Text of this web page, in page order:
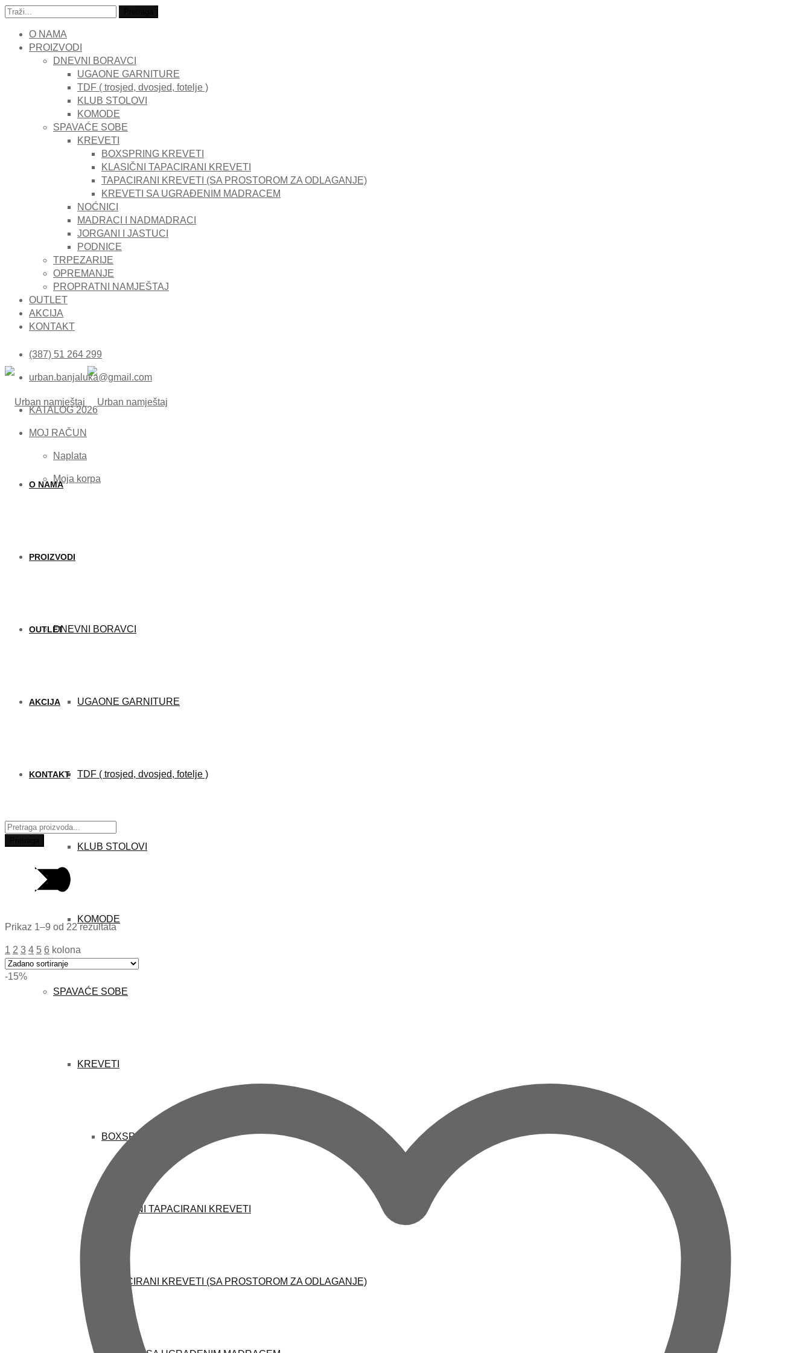
Traži:
O NAMA
PROIZVODI
DNEVNI BORAVCI
UGAONE GARNITURE
TDF ( trosjed, dvosjed, fotelje )
KLUB STOLOVI
KOMODE
SPAVAĆE SOBE
KREVETI
BOXSPRING KREVETI
KLASIČNI TAPACIRANI KREVETI
TAPACIRANI KREVETI (SA PROSTOROM ZA ODLAGANJE)
KREVETI SA UGRAĐENIM MADRACEM
NOĆNICI
MADRACI I NADMADRACI
JORGANI I JASTUCI
PODNICE
TRPEZARIJE
OPREMANJE
PROPRATNI NAMJEŠTAJ
OUTLET
AKCIJA
KONTAKT
(387) 51 264 299
urban.banjaluka@gmail.com
KATALOG 2026
MOJ RAČUN
Naplata
Moja korpa
O NAMA
PROIZVODI
DNEVNI BORAVCI
UGAONE GARNITURE
TDF ( trosjed, dvosjed, fotelje )
KLUB STOLOVI
KOMODE
SPAVAĆE SOBE
KREVETI
BOXSPRING KREVETI
KLASIČNI TAPACIRANI KREVETI
TAPACIRANI KREVETI (SA PROSTOROM ZA ODLAGANJE)
OUTLET
AKCIJA
KONTAKT
Traži:
Prikaz 1–9 od 22 rezultata
1 2 3 4 5 6 kolona
-15%